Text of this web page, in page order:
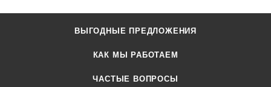
ВЫГОДНЫЕ ПРЕДЛОЖЕНИЯ
КАК МЫ РАБОТАЕМ
ЧАСТЫЕ ВОПРОСЫ